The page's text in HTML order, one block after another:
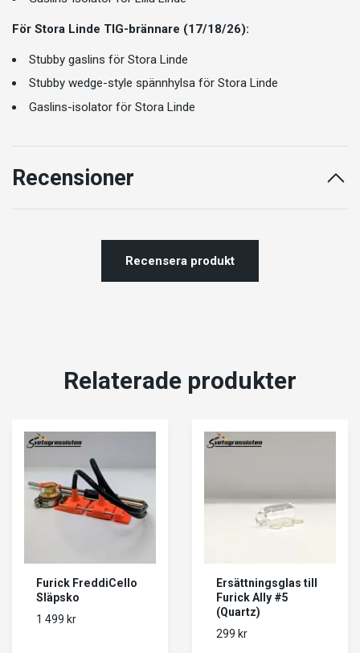
För Stora Linde TIG-brännare (17/18/26):
Stubby gaslins för Stora Linde
Stubby wedge-style spännhylsa för Stora Linde
Gaslins-isolator för Stora Linde
Recensioner
Recensera produkt
Relaterade produkter
Furick FreddiCello
Släpsko
1 499 kr
Ersättningsglas till
Furick Ally #5
(Quartz)
299 kr